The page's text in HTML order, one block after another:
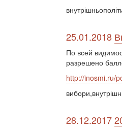
25.01.2018
По всей
разрешено
http://inosmi.ru/
28.12.2017